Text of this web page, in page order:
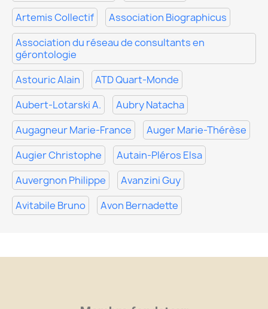
Artemis Collectif
Association Biographicus
Association du réseau de consultants en
gérontologie
Astouric Alain
ATD Quart-Monde
Aubert-Lotarski A.
Aubry Natacha
Augagneur Marie-France
Auger Marie-Thérèse
Augier Christophe
Autain-Pléros Elsa
Auvergnon Philippe
Avanzini Guy
Avitabile Bruno
Avon Bernadette